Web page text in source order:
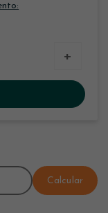
+
Calcular